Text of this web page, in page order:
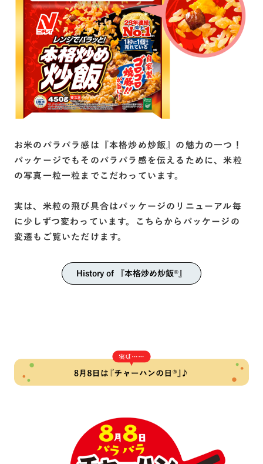
お米のパラパラ感は『本格炒め炒飯』の魅力の一つ！
パッケージでもそのパラパラ感を伝えるために、米粒
の写真一粒一粒までこだわっています。
実は、米粒の飛び具合はパッケージのリニューアル毎
に少しずつ変わっています。こちらからパッケージの
変遷もご覧いただけます。
History of 『本格炒め炒飯®️』